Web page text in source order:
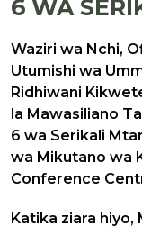
6 WA
Waziri wa Nchi,
Utumishi wa
Ridhiwani
la Mawasiliano
6 wa Serikali
wa Mikutano wa
Conference
Katika ziara